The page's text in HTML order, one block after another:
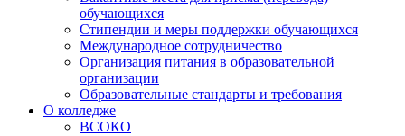
обучающихся
Стипендии и меры поддержки обучающихся
Международное сотрудничество
Организация питания в образовательной
организации
Образовательные стандарты и требования
О колледже
ВСОКО